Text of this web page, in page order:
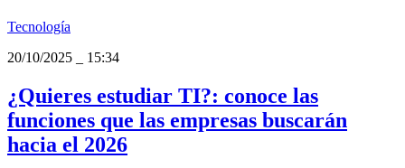
Tecnología
20/10/2025
15:34
¿Quieres estudiar TI?: conoce las
funciones que las empresas buscarán
hacia el 2026